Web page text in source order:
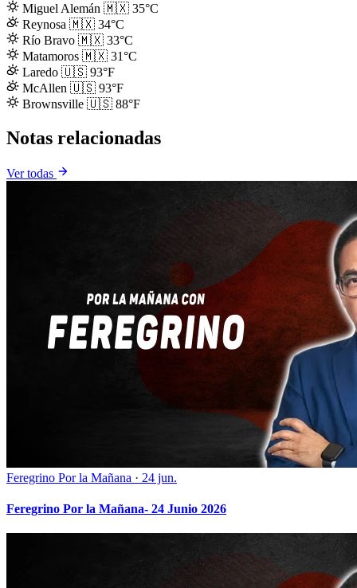
Miguel Alemán 🇲🇽 35°C
Reynosa 🇲🇽 34°C
Río Bravo 🇲🇽 33°C
Matamoros 🇲🇽 31°C
Laredo 🇺🇸 93°F
McAllen 🇺🇸 93°F
Brownsville 🇺🇸 88°F
Notas relacionadas
Ver todas
Feregrino Por la Mañana · 24 jun.
Feregrino Por la Mañana- 24 Junio 2026